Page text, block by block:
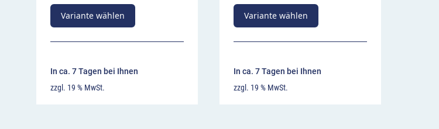
Variante wählen
In ca. 7 Tagen bei Ihnen
zzgl. 19 % MwSt.
Variante wählen
In ca. 7 Tagen bei Ihnen
zzgl. 19 % MwSt.